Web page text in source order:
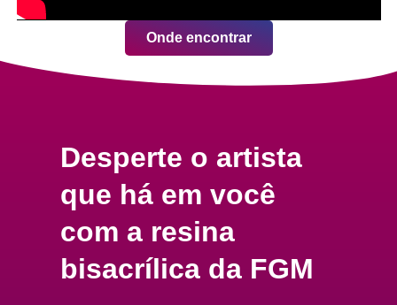
Onde encontrar
Desperte o artista
que há em você
com a resina
bisacrílica da FGM